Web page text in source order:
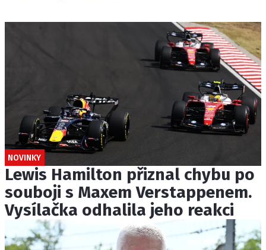
NOVINKY
Lewis Hamilton přiznal chybu po
souboji s Maxem Verstappenem.
Vysílačka odhalila jeho reakci